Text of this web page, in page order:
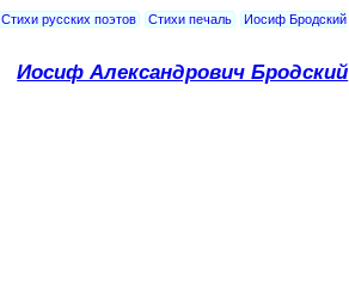
Стихи русских поэтов Стихи печаль
Иосиф Бродский
Иосиф Александрович Бродский